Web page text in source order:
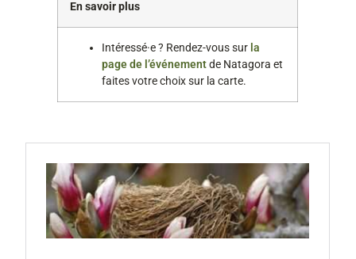
En savoir plus
Intéressé·e ? Rendez-vous sur la
page de l’événementde Natagora et
faites votre choix sur la carte.